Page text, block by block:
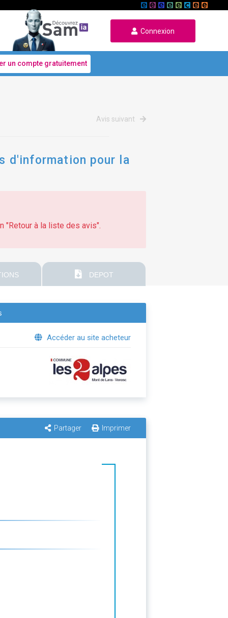
Connexion
un compte gratuitement
Avis suivant
d'information pour la
"Retour à la liste des avis".
DEPOT
Accéder au site acheteur
Partager Imprimer